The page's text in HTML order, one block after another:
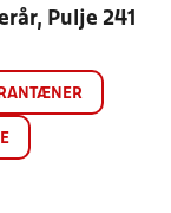
Pulje 241